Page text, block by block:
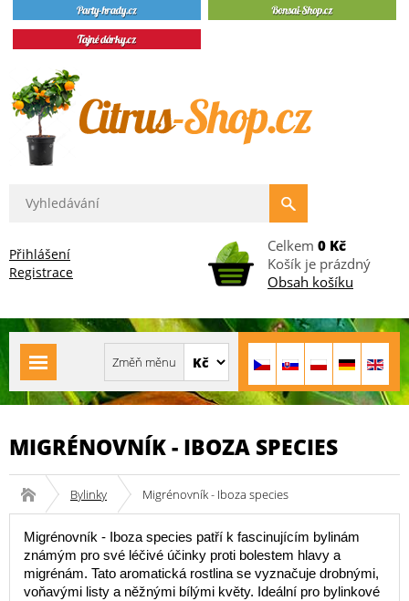
Přihlášení
Registrace
Celkem 0 Kč
Košík je prázdný
Obsah košíku
MIGRÉNOVNÍK - IBOZA SPECIES
Bylinky Migrénovník - Iboza species
Migrénovník - Iboza species patří k fascinujícím bylinám
známým pro své léčivé účinky proti bolestem hlavy a
migrénám. Tato aromatická rostlina se vyznačuje drobnými,
voňavými listy a něžnými bílými květy. Ideální pro bylinkové